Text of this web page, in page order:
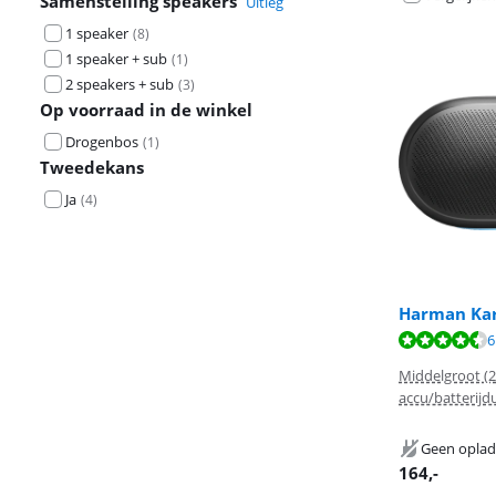
1 speaker (8)
1 speaker + sub (1)
2 speakers + sub (3)
Op voorraad in de winkel
Drogenbos (1)
Tweedekans
Ja (4)
Harman
Beoordeling is
Middelgroot
accu/
Geen
164,-
Beoordeling is
Beoordeling is